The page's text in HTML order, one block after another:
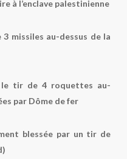
à l’enclave palestinienne
missiles au-dessus de la
le tir de 4 roquettes au-
par Dôme de fer
blessée par un tir de